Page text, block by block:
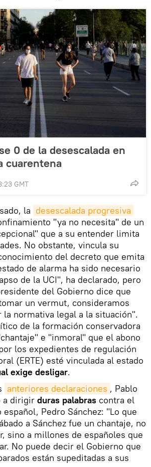
0 de la desescalada en
cuarentena
GMT
la desescalada progresiva
"ya no necesita" de un
que a su entender limita
No obstante, vincula su
del decreto que emita
de alarma ha sido necesario
de la UCI", ha declarado, pero
del Gobierno dice que
un vermut, consideramos
la normativa legal a la situación".
de la formación conservadora
e "inmoral" que el abono
los expedientes de regulación
(ERTE) esté vinculada al estado
exige desligar.
anteriores declaraciones , Pablo
a dirigir duras palabras contra el
Pedro Sánchez: "Lo que
a Sánchez fue un chantaje, no
sino a millones de españoles que
No puede decir el Gobierno que
están supeditadas a sus